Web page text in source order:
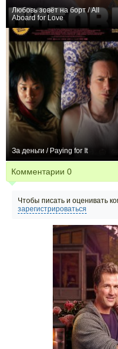
Любовь зовёт на борт / All
Aboard for Love
За деньги / Paying for It
Комментарии 0
Чтобы писать и оценивать
зарегистрироваться